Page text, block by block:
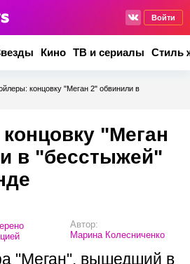
Войти
Кино ТВ и сериалы Стиль
концовку "Меган 2" обвинили в
"Меган
в "бесстыжей"
Автор:
Марина Колесниченко
"Меган", вышедший в